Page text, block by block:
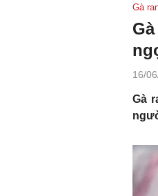
Gà
16/
Gà